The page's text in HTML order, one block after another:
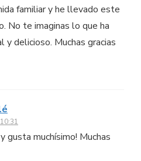
familiar y he llevado este
No te imaginas lo que ha
y delicioso. Muchas gracias
gusta muchísimo! Muchas